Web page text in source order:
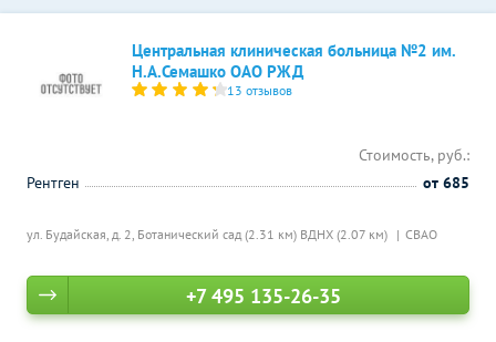
Центральная клиническая больница №2 им.
Н.А.Семашко ОАО РЖД
13 отзывов
ул. Будайская, д. 2, Ботанический сад (2.31 км) ВДНХ (2.07 км) СВАО
Стоимость, руб.:
Рентген
от 685
+7 495 135-26-35